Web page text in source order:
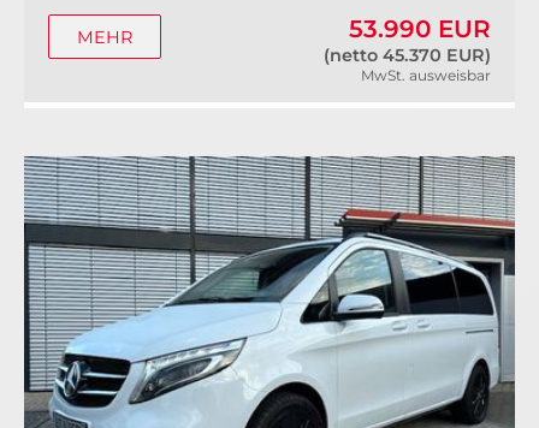
53.990 EUR
(netto 45.370 EUR)
MwSt. ausweisbar
MEHR